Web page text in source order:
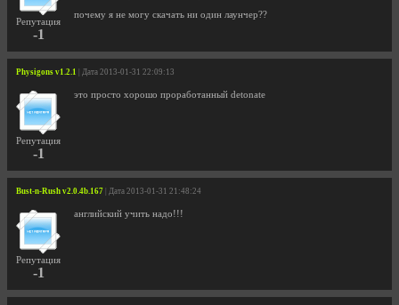
Репутация
-1
почему я не могу скачать ни один лаунчер??
Physigons v1.2.1 | Дата 2013-01-31 22:09:13
Репутация
-1
это просто хорошо проработанный detonate
Bust-n-Rush v2.0.4b.167 | Дата 2013-01-31 21:48:24
Репутация
-1
английский учить надо!!!